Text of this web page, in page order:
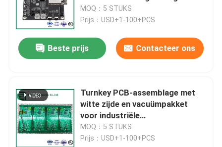
vormen van vierkanten en cirkels
MOQ：5 STUKS
Prijs：USD+1-100+PCS
Beste prijs Contacteer ons
Turnkey PCB-assemblage met
witte zijde en vacuümpakket
voor industriële
besturingstoepassingen
MOQ：5 STUKS
Prijs：USD+1-100+PCS